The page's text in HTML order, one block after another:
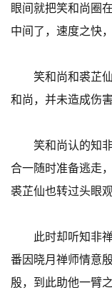
眼间就把笑和尚圈在
中间了，速度之快
笑和尚和裘芷仙
和尚，并未造成伤害
笑和尚认的知非
合一随时准备逃走，
裘芷仙也转过头眼
此时却听知非禅
番因晓月禅师情意
殷，到此助他一臂